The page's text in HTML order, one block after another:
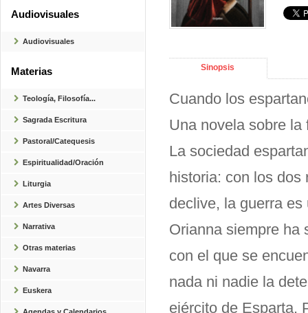
Audiovisuales
Audiovisuales
Materias
Teología, Filosofía...
Sagrada Escritura
Pastoral/Catequesis
Espiritualidad/Oración
Liturgia
Artes Diversas
Narrativa
Otras materias
Navarra
Euskera
Sinopsis
Cuando los
Una novela sobre
La sociedad
historia: con los dos
declive, la guerra
Orianna siempre ha
con el que se
nada ni nadie la
ejército de Esparta.